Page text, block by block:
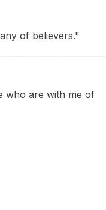
of believers."
who are with me of